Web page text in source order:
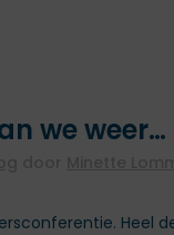
we weer…
Heel